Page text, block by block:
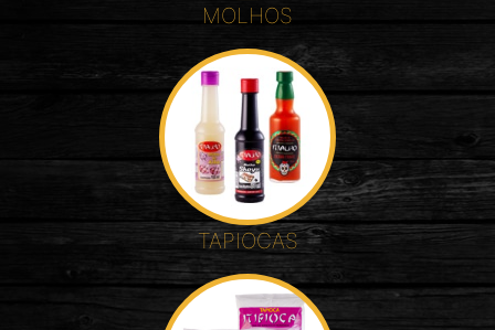
MOLHOS
TAPIOCAS